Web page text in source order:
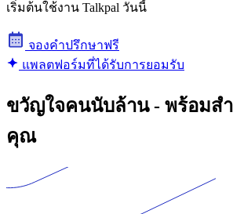
เริ่มต้นใช้งาน Talkpal วันนี้
จองคําปรึกษาฟรี
แพลตฟอร์มที่ได้รับการยอมรับ
ขวัญใจคนนับล้าน - พร้อมส
คุณ